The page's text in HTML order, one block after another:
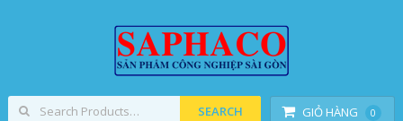
GIỎ HÀNG 0
SEARCH